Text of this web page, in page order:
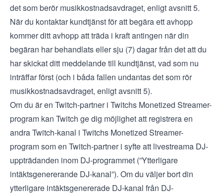
det som berör musikkostnadsavdraget, enligt avsnitt 5.
När du kontaktar kundtjänst för att begära ett avhopp
kommer ditt avhopp att träda i kraft antingen när din
begäran har behandlats eller sju (7) dagar från det att du
har skickat ditt meddelande till kundtjänst, vad som nu
inträffar först (och i båda fallen undantas det som rör
musikkostnadsavdraget, enligt avsnitt 5).
Om du är en Twitch-partner i Twitchs Monetized Streamer-
program kan Twitch ge dig möjlighet att registrera en
andra Twitch-kanal i Twitchs Monetized Streamer-
program som en Twitch-partner i syfte att livestreama DJ-
uppträdanden inom DJ-programmet (”Ytterligare
intäktsgenererande DJ-kanal”). Om du väljer bort din
ytterligare intäktsgenererade DJ-kanal från DJ-